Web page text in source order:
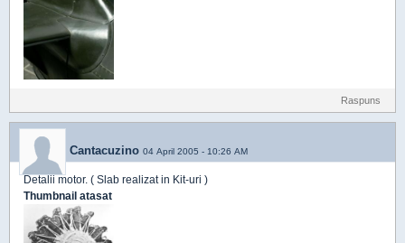
Raspuns
Cantacuzino 04 April 2005 - 10:26 AM
Detalii motor. ( Slab realizat in Kit-uri )
Thumbnail atasat